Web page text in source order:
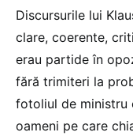
Discursurile lui
clare, coerente,
erau partide în
fără trimiteri la
fotoliul de ministru
oameni pe care